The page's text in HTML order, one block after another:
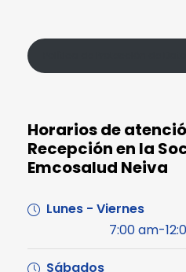
Horarios de
Recepción en la
Emcosalud Neiva
Lunes - Viernes
7:00 am-
Sábados